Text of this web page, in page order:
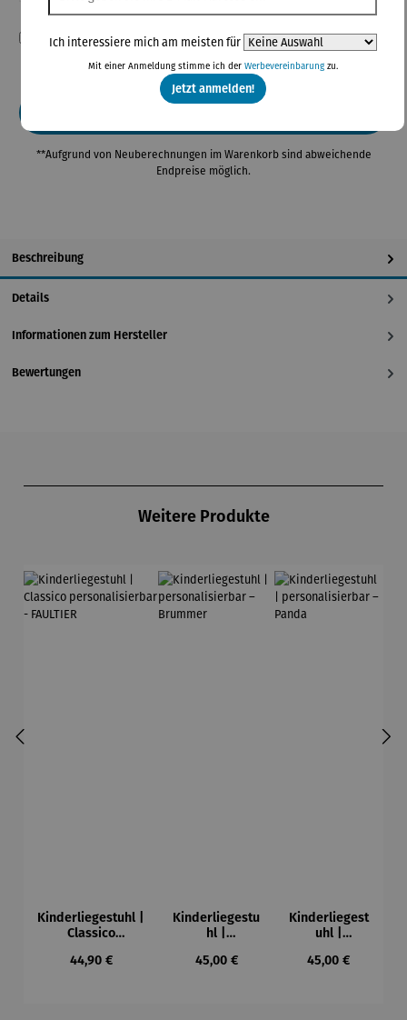
Ich habe die Konfiguration überprüft und bestätige die Richtigkeit
meiner Angaben.
**Aufgrund von Neuberechnungen im Warenkorb sind abweichende
Endpreise möglich.
Beschreibung
Details
Informationen zum Hersteller
Bewertungen
Weitere Produkte
Kinderliegestuhl |
Classico
FAULTIER
Regulärer Preis:
44,90 €
Kinderliegestu
hl |
r – Brummer
Regulärer Preis:
45,00 €
Kinderliegest
uhl |
ar – Panda
Regulärer Preis:
45,00 €
Ich interessiere mich am meisten für
Mit einer Anmeldung stimme ich der Werbevereinbarungzu.
Jetzt anmelden!